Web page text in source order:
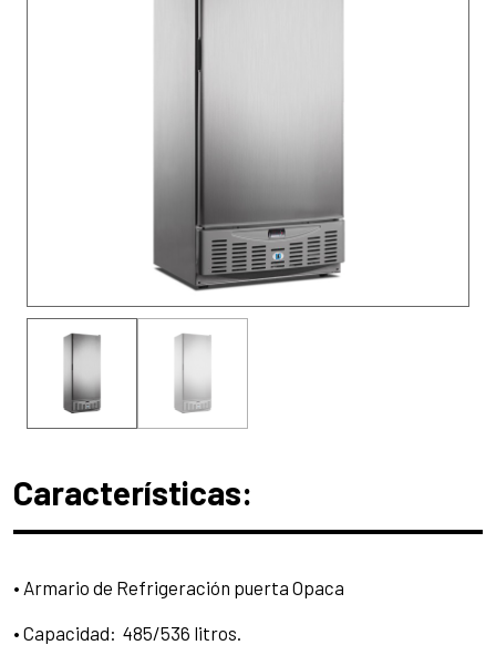
Características:
• Armario de Refrigeración puerta Opaca
• Capacidad: 485/536 litros.